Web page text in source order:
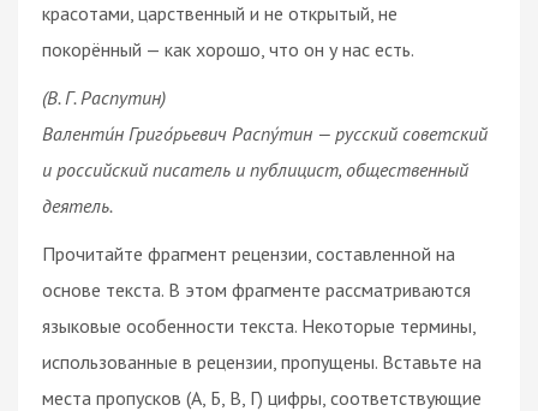
красотами, царственный и не открытый, не
покорённый — как хорошо, что он у нас есть.
(В. Г. Распутин)
Валенти́н Григо́рьевич Распу́тин — русский советский
и российский писатель и публицист, общественный
деятель.
Прочитайте фрагмент рецензии, составленной на
основе текста. В этом фрагменте рассматриваются
языковые особенности текста. Некоторые термины,
использованные в рецензии, пропущены. Вставьте на
места пропусков (А, Б, В, Г) цифры, соответствующие